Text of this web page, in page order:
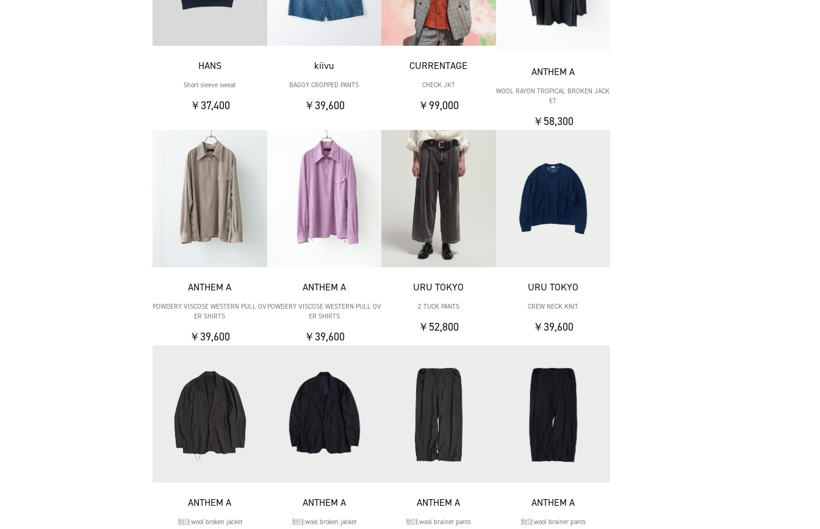
HANS
Short sleeve sweat
￥37,400
kiivu
BAGGY CROPPED PANTS
￥39,600
CURRENTAGE
CHECK JKT
￥99,000
ANTHEM A
WOOL RAYON TROPICAL BROKEN JACK
ET
￥58,300
ANTHEM A
POWDERY VISCOSE WESTERN PULL OV
ER SHIRTS
￥39,600
ANTHEM A
POWDERY VISCOSE WESTERN PULL OV
ER SHIRTS
￥39,600
URU TOKYO
2 TUCK PANTS
￥52,800
URU TOKYO
CREW NECK KNIT
￥39,600
ANTHEM A
別注wool broken jacket
ANTHEM A
別注wool broken jacket
ANTHEM A
別注wool brainer pants
ANTHEM A
別注wool brainer pants